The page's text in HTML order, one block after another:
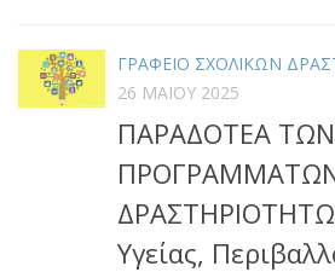
ΓΡΑΦΕΙΟ ΣΧΟΛΙΚΩΝ
26 ΜΑΪ́ΟΥ 2025
ΠΑΡΑΔΟΤΕΑ ΤΩΝ
Υγείας,